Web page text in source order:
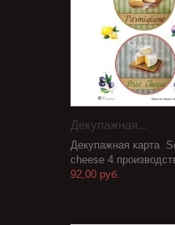
Декупажная...
Декупажная карта
cheese 4
92,00 руб.